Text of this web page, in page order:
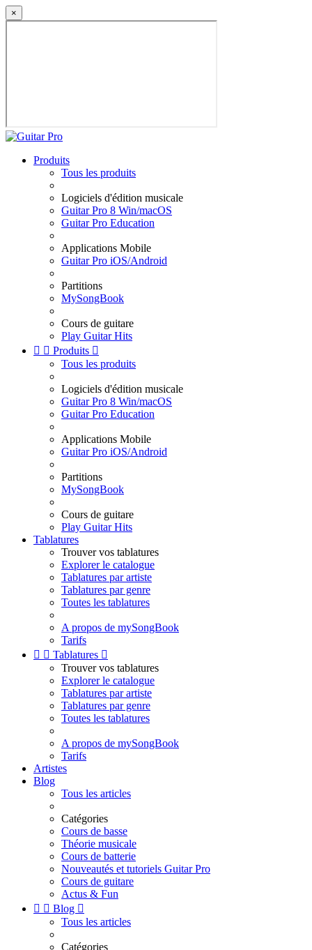
×
Produits
Tous les produits
Logiciels d'édition musicale
Guitar Pro 8 Win/macOS
Guitar Pro Education
Applications Mobile
Guitar Pro iOS/Android
Partitions
MySongBook
Cours de guitare
Play Guitar Hits
  Produits 
Tous les produits
Logiciels d'édition musicale
Guitar Pro 8 Win/macOS
Guitar Pro Education
Applications Mobile
Guitar Pro iOS/Android
Partitions
MySongBook
Cours de guitare
Play Guitar Hits
Tablatures
Trouver vos tablatures
Explorer le catalogue
Tablatures par artiste
Tablatures par genre
Toutes les tablatures
A propos de mySongBook
Tarifs
  Tablatures 
Trouver vos tablatures
Explorer le catalogue
Tablatures par artiste
Tablatures par genre
Toutes les tablatures
A propos de mySongBook
Tarifs
Artistes
Blog
Tous les articles
Catégories
Cours de basse
Théorie musicale
Cours de batterie
Nouveautés et tutoriels Guitar Pro
Cours de guitare
Actus & Fun
  Blog 
Tous les articles
Catégories